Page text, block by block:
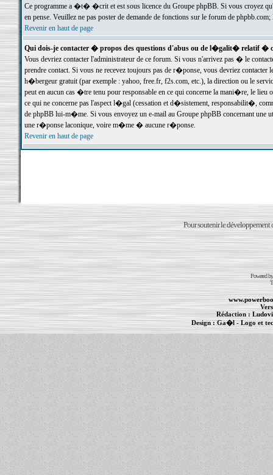
Ce programme a �t� �crit et est sous licence du Groupe phpBB. Si vous croyez
en pense. Veuillez ne pas poster de demande de fonctions sur le forum de
Revenir en haut de page
Qui dois-je contacter � propos des questions d'abus ou de l�galit� relatif �
Vous devriez contacter l'administrateur de ce forum. Si vous n'arrivez pas � le
prendre contact. Si vous ne recevez toujours pas de r�ponse, vous devriez
h�bergeur gratuit (par exemple : yahoo, free.fr, f2s.com, etc.), la direction ou le
peut en aucun cas �tre tenu pour responsable en ce qui concerne la mani�re, le
ce qui ne concerne pas l'aspect l�gal (cessation et d�sistement, responsabilit�,
de phpBB lui-m�me. Si vous envoyez un e-mail au Groupe phpBB concernant une
une r�ponse laconique, voire m�me � aucune r�ponse.
Revenir en haut de page
Pour soutenir le développement
Powered
Rédaction :
Design :Ga�l- Logo et
Informations :